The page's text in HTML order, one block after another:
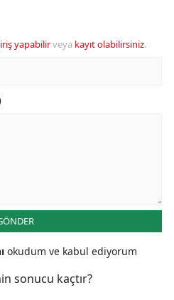
yapabilirveya kayıt olabilirsiniz.
okudum ve kabul ediyorum
sonucu kaçtır?